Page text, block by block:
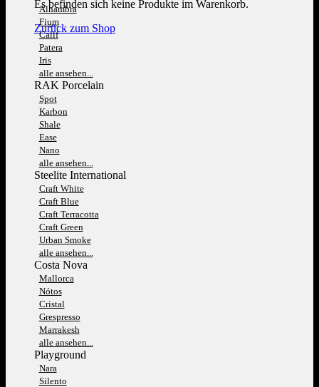
Es befinden sich keine Produkte im Warenkorb.
Zurück zum Shop
Alhambra
Fium
Calif
Patera
Iris
alle ansehen...
RAK Porcelain
Spot
Karbon
Shale
Ease
Nano
alle ansehen...
Steelite International
Craft White
Craft Blue
Craft Terracotta
Craft Green
Urban Smoke
alle ansehen...
Costa Nova
Mallorca
Nótos
Cristal
Grespresso
Marrakesh
alle ansehen...
Playground
Nara
Silento